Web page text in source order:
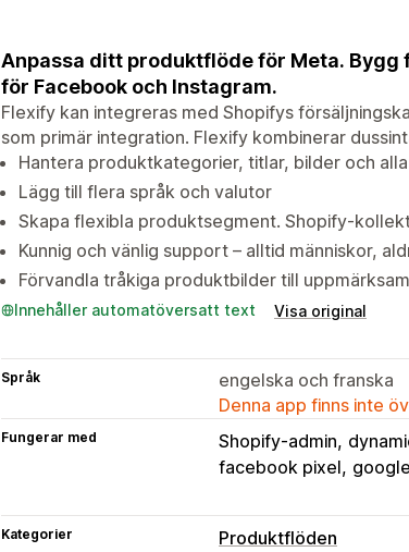
Anpassa ditt produktflöde för Meta.
för Facebook och Instagram.
Flexify kan integreras med Shopifys
som primär integration. Flexify kombinerar
Hantera produktkategorier, titlar, bilder och
Lägg till flera språk och valutor
Skapa flexibla produktsegment. Shopify-
Kunnig och vänlig support – alltid människor,
Förvandla tråkiga produktbilder till
Innehåller automatöversatt text Visa original
Språk
engelska och franska
Denna app finns inte
Fungerar med Shopify-admin
facebook pixel
Kategorier Produktflöden